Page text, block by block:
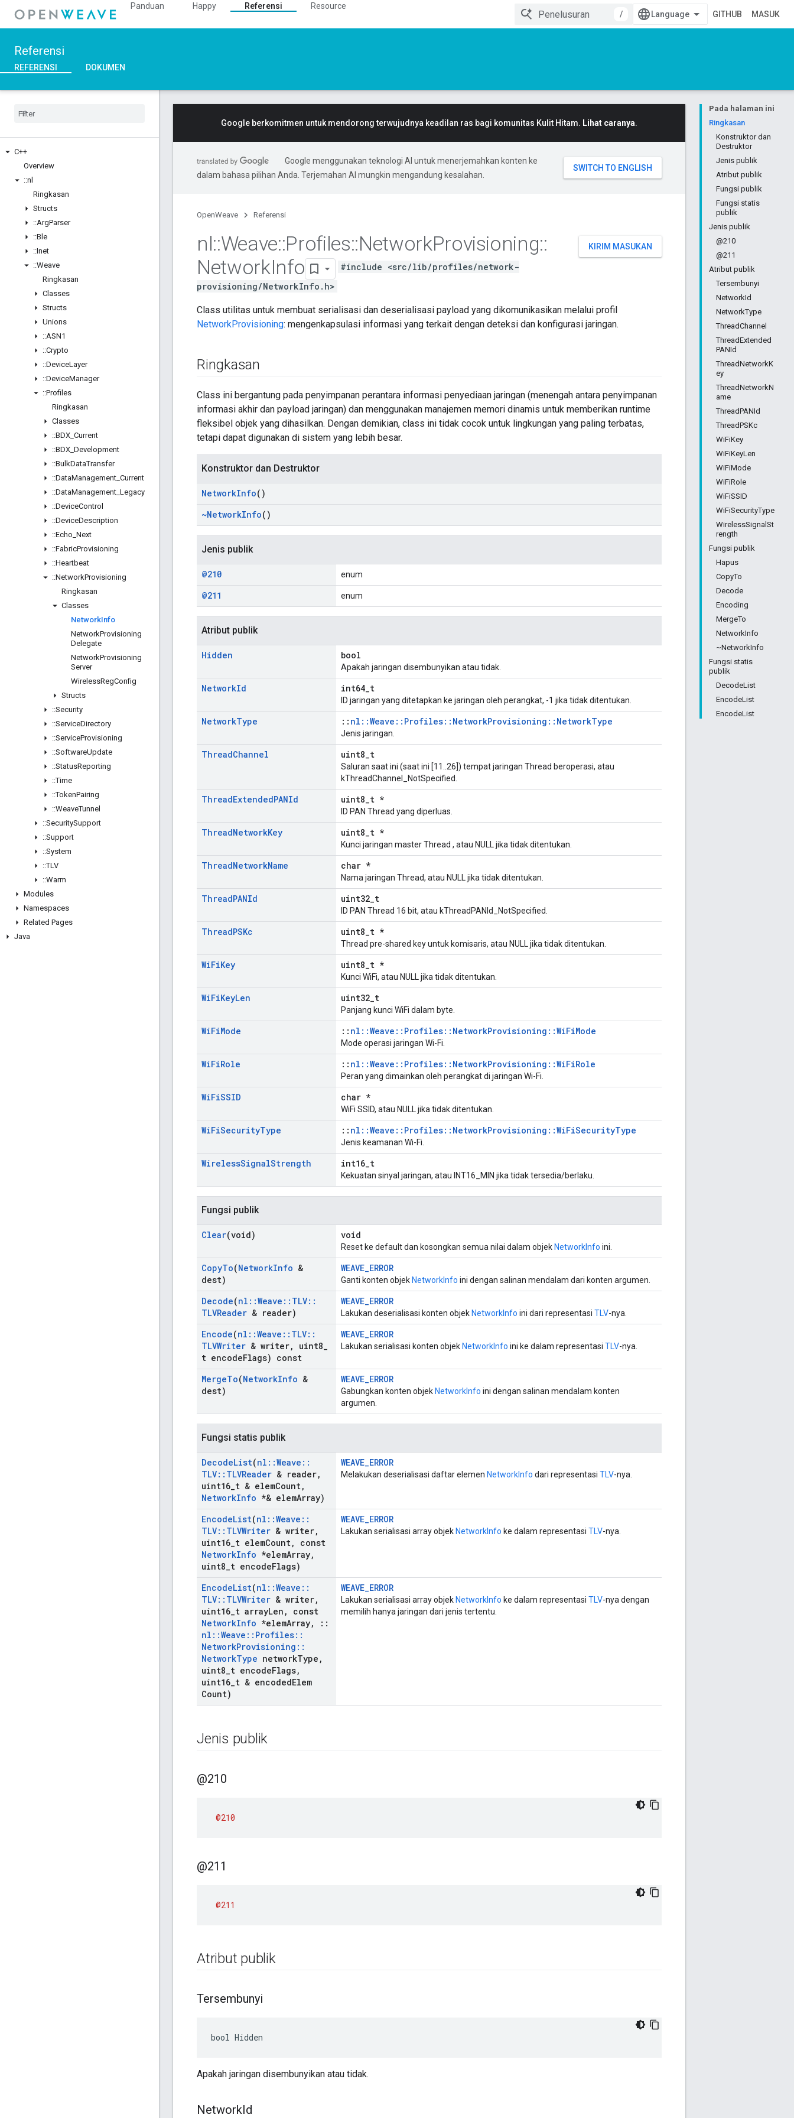
Panduan Happy Referensi
Resource
/
GITHUB MASUK
Referensi
REFERENSI DOKUMEN
C++
Overview
::nl
Ringkasan
Structs
::ArgParser
::Ble
::Inet
::Weave
Ringkasan
Classes
Structs
Unions
::ASN1
::Crypto
::DeviceLayer
::DeviceManager
::Profiles
Ringkasan
Classes
::BDX Current
::BDX Development
::BulkDataTransfer
::DataManagement Current
::DataManagement Legacy
::DeviceControl
::DeviceDescription
::Echo Next
::FabricProvisioning
::Heartbeat
::NetworkProvisioning
Ringkasan
Classes
NetworkInfo
NetworkProvisioning
Delegate
NetworkProvisioning
Server
WirelessRegConfig
Structs
::Security
::ServiceDirectory
::ServiceProvisioning
::SoftwareUpdate
::StatusReporting
::Time
::TokenPairing
::WeaveTunnel
::SecuritySupport
::Support
::System
::TLV
::Warm
Modules
Namespaces
Related Pages
Java
Pada halaman ini
Ringkasan
Konstruktor dan
Destruktor
Jenis publik
Atribut publik
Fungsi publik
Fungsi statis
publik
Jenis publik
@210
@211
Atribut publik
Tersembunyi
NetworkId
NetworkType
ThreadChannel
ThreadExtended
PANId
ThreadNetworkK
ey
ThreadNetworkN
ame
ThreadPANId
ThreadPSKc
WiFiKey
WiFiKeyLen
WiFiMode
WiFiRole
WiFiSSID
WiFiSecurityType
WirelessSignalSt
rength
Fungsi publik
Hapus
CopyTo
Decode
Encoding
MergeTo
NetworkInfo
~NetworkInfo
Fungsi statis
publik
DecodeList
EncodeList
EncodeList
Google berkomitmen untuk mendorong terwujudnya keadilan ras bagi komunitas Kulit Hitam. Lihat caranya.
Google menggunakan teknologi AI untuk menerjemahkan konten ke
dalam bahasa pilihan Anda. Terjemahan AI mungkin mengandung kesalahan.
OpenWeave Referensi
KIRIM MASUKAN
nl::Weave::Profiles::NetworkProvisioning::
NetworkInfo
#include <src/lib/profiles/network-
provisioning/NetworkInfo.h>
Class utilitas untuk membuat serialisasi dan deserialisasi payload yang dikomunikasikan melalui profil
NetworkProvisioning: mengenkapsulasi informasi yang terkait dengan deteksi dan konfigurasi jaringan.
Ringkasan
Class ini bergantung pada penyimpanan perantara informasi penyediaan jaringan (menengah antara penyimpanan
informasi akhir dan payload jaringan) dan menggunakan manajemen memori dinamis untuk memberikan runtime
fleksibel objek yang dihasilkan. Dengan demikian, class ini tidak cocok untuk lingkungan yang paling terbatas,
tetapi dapat digunakan di sistem yang lebih besar.
Konstruktor dan Destruktor
NetworkInfo()
~NetworkInfo()
Jenis publik
@210 enum
@211 enum
Atribut publik
Hidden bool
Apakah jaringan disembunyikan atau tidak.
NetworkId int64_t
ID jaringan yang ditetapkan ke jaringan oleh perangkat, -1 jika tidak ditentukan.
NetworkType :: nl::Weave::Profiles::NetworkProvisioning::NetworkType
Jenis jaringan.
ThreadChannel uint8_t
Saluran saat ini (saat ini [11..26]) tempat jaringan Thread beroperasi, atau
kThreadChannel_NotSpecified.
ThreadExtendedPANId uint8_t *
ID PAN Thread yang diperluas.
ThreadNetworkKey uint8_t *
Kunci jaringan master Thread , atau NULL jika tidak ditentukan.
ThreadNetworkName char *
Nama jaringan Thread, atau NULL jika tidak ditentukan.
ThreadPANId uint32_t
ID PAN Thread 16 bit, atau kThreadPANId_NotSpecified.
ThreadPSKc uint8_t *
Thread pre-shared key untuk komisaris, atau NULL jika tidak ditentukan.
WiFiKey uint8_t *
Kunci WiFi, atau NULL jika tidak ditentukan.
WiFiKeyLen uint32_t
Panjang kunci WiFi dalam byte.
WiFiMode :: nl::Weave::Profiles::NetworkProvisioning::WiFiMode
Mode operasi jaringan Wi-Fi.
WiFiRole :: nl::Weave::Profiles::NetworkProvisioning::WiFiRole
Peran yang dimainkan oleh perangkat di jaringan Wi-Fi.
WiFiSSID char *
WiFi SSID, atau NULL jika tidak ditentukan.
WiFiSecurityType :: nl::Weave::Profiles::NetworkProvisioning::WiFiSecurityType
Jenis keamanan Wi-Fi.
WirelessSignalStrength int16_t
Kekuatan sinyal jaringan, atau INT16_MIN jika tidak tersedia/berlaku.
Fungsi publik
Clear(void) void
Reset ke default dan kosongkan semua nilai dalam objek NetworkInfo ini.
CopyTo(NetworkInfo &
dest)
WEAVE_ERROR
Ganti konten objek NetworkInfo ini dengan salinan mendalam dari konten argumen.
Decode(nl ::Weave :: TLV::
TLVReader & reader)
WEAVE_ERROR
Lakukan deserialisasi konten objek NetworkInfo ini dari representasi TLV-nya.
Encode(nl ::Weave :: TLV::
TLVWriter & writer, uint8
t encodeFlags) const
WEAVE_ERROR
Lakukan serialisasi konten objek NetworkInfo ini ke dalam representasi TLV-nya.
MergeTo(NetworkInfo &
dest)
WEAVE_ERROR
Gabungkan konten objek NetworkInfo ini dengan salinan mendalam konten
argumen.
Fungsi statis publik
DecodeList(nl ::Weave ::
TLV:: TLVReader & reader,
uint16 t & elemCount,
NetworkInfo *& elemArray)
WEAVE_ERROR
Melakukan deserialisasi daftar elemen NetworkInfo dari representasi TLV-nya.
EncodeList(nl ::Weave ::
TLV:: TLVWriter & writer,
uint16 t elemCount,
const
NetworkInfo *elemArray,
uint8 t encodeFlags)
WEAVE_ERROR
Lakukan serialisasi array objek NetworkInfo ke dalam representasi TLV-nya.
EncodeList(nl ::Weave ::
TLV:: TLVWriter & writer,
uint16 t arrayLen ,
const
NetworkInfo *elemArray,
::
nl ::Weave :: Profiles::
NetworkProvisioning ::
NetworkType networkType ,
uint8 t encodeFlags,
uint16 t & encodedElem
Count)
WEAVE_ERROR
Lakukan serialisasi array objek NetworkInfo ke dalam representasi TLV-nya dengan
memilih hanya jaringan dari jenis tertentu.
Jenis publik
@210
@210
@211
@211
Atribut publik
Tersembunyi
bool Hidden
Apakah jaringan disembunyikan atau tidak.
NetworkId